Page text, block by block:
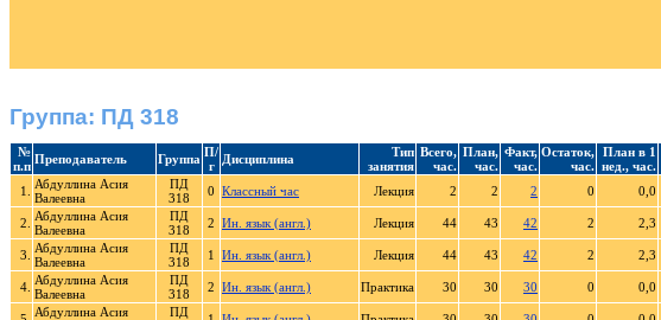
Группа: ПД 318
№
п.п Преподаватель Группа П/
г
Дисциплина
Тип
занятия
Всего,
час.
План,
час.
Факт,
час.
Остаток,
час.
План в 1
нед., час.
1.
Абдуллина Асия
Валеевна
ПД
318
0 Классный час Лекция 2 2 2 0 0,0
2.
Абдуллина Асия
Валеевна
ПД
318
2 Ин. язык (англ.) Лекция 44 43 42 2 2,3
3.
Абдуллина Асия
Валеевна
ПД
318
1 Ин. язык (англ.) Лекция 44 43 42 2 2,3
4. Абдуллина Асия
Валеевна
ПД
318
2 Ин. язык (англ.) Практика 30 30 30 0 0,0
Абдуллина Асия
ПД